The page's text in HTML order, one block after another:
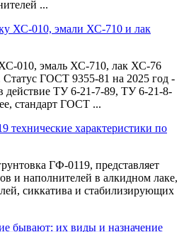
...
ХС-010, эмали ХС-710 и лак
010, эмаль ХС-710, лак ХС-76
Статус ГОСТ 9355-81 на 2025 год -
действие ТУ 6-21-7-89, ТУ 6-21-8-
стандарт ГОСТ ...
технические характеристики по
ГФ-0119, представляет
и наполнителей в алкидном лаке,
сиккатива и стабилизирующих
бывают: их виды и назначение